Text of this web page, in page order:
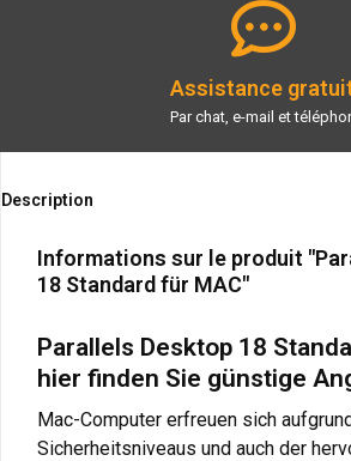
Assistance
Par chat, e-mail et
Description
Informations sur le produit
18 Standard für MAC"
Parallels Desktop 18
hier finden Sie günstige
Mac-Computer erfreuen sich
Sicherheitsniveaus und auch der